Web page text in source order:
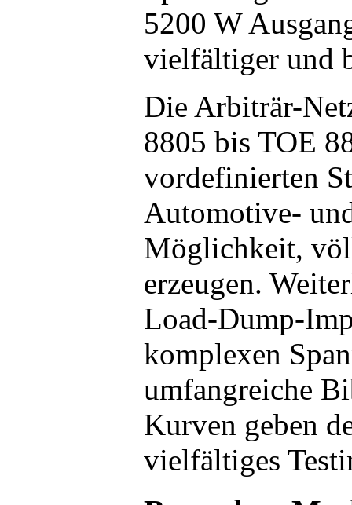
5200 W
vielfältiger und
Die Arbiträr-
8805 bis TOE
vordefinierten
Automotive-
Möglichkeit,
erzeugen.
Load-Dump-
komplexen
umfangreiche
Kurven geben
vielfältiges